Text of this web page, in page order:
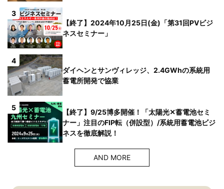
3
【終了】2024年10月25日(金)「第31回PVビジ
ネスセミナー」
4
ダイヘンとサンヴィレッジ、2.4GWhの系統用
蓄電所開発で協業
5
【終了】9/25博多開催！「太陽光✕蓄電池セミ
ナー」注目のFIP転（併設型）/系統用蓄電池ビジ
ネスを徹底解説！
AND MORE